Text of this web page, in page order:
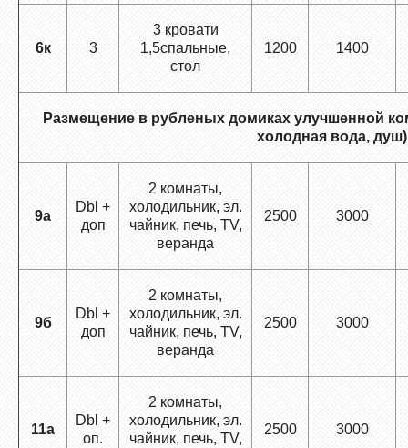
6к 3
3 кровати
1,5спальные,
стол
1200 1400
Размещение в рубленых домиках улучшенной
холодная вода, душ)
9a
Dbl +
доп
2 комнаты,
холодильник, эл.
чайник, печь, TV,
веранда
2500 3000
9б
Dbl +
доп
2 комнаты,
холодильник, эл.
чайник, печь, TV,
веранда
2500 3000
11а
Dbl +
оп.
2 комнаты,
холодильник, эл.
чайник, печь, TV,
2500 3000